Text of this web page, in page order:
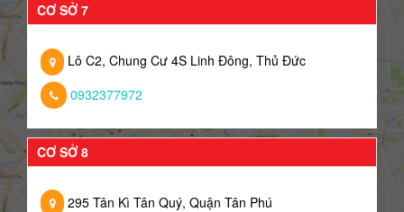
CƠ SỞ 7
Lô C2, Chung Cư 4S Linh Đông, Thủ Đức
0932377972
CƠ SỞ 8
295 Tân Kì Tân Quý, Quận Tân Phú